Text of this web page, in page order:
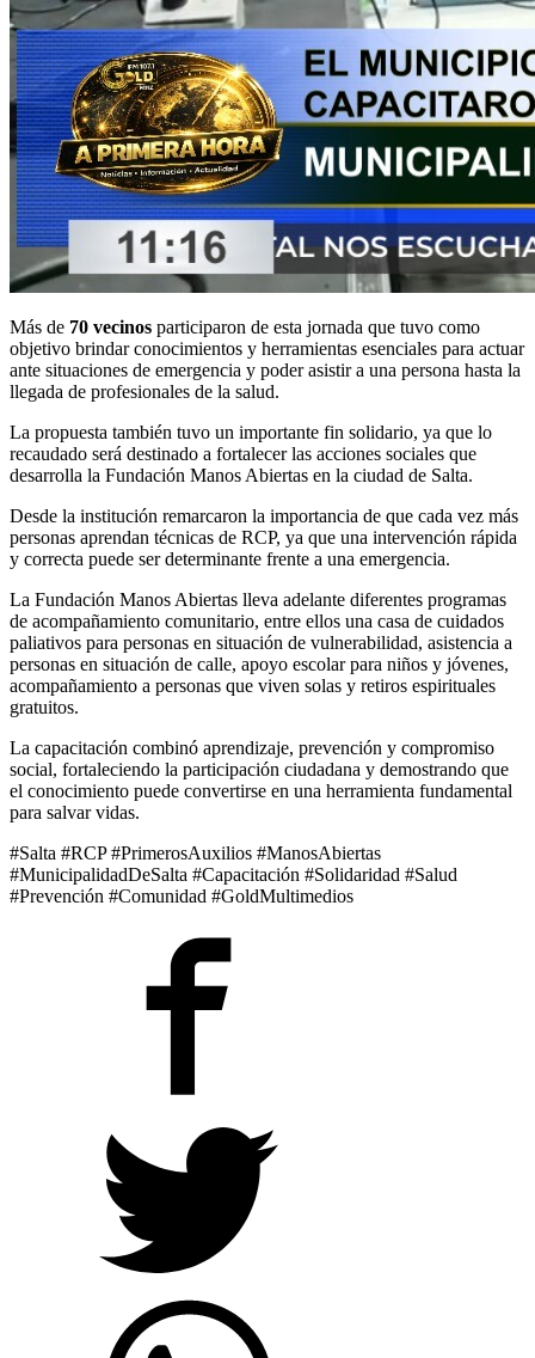
Más de 70 vecinos participaron de esta jornada que tuvo como
objetivo brindar conocimientos y herramientas esenciales para actuar
ante situaciones de emergencia y poder asistir a una persona hasta la
llegada de profesionales de la salud.
La propuesta también tuvo un importante fin solidario, ya que lo
recaudado será destinado a fortalecer las acciones sociales que
desarrolla la Fundación Manos Abiertas en la ciudad de Salta.
Desde la institución remarcaron la importancia de que cada vez más
personas aprendan técnicas de RCP, ya que una intervención rápida
y correcta puede ser determinante frente a una emergencia.
La Fundación Manos Abiertas lleva adelante diferentes programas
de acompañamiento comunitario, entre ellos una casa de cuidados
paliativos para personas en situación de vulnerabilidad, asistencia a
personas en situación de calle, apoyo escolar para niños y jóvenes,
acompañamiento a personas que viven solas y retiros espirituales
gratuitos.
La capacitación combinó aprendizaje, prevención y compromiso
social, fortaleciendo la participación ciudadana y demostrando que
el conocimiento puede convertirse en una herramienta fundamental
para salvar vidas.
#Salta #RCP #PrimerosAuxilios #ManosAbiertas
#MunicipalidadDeSalta #Capacitación #Solidaridad #Salud
#Prevención #Comunidad #GoldMultimedios